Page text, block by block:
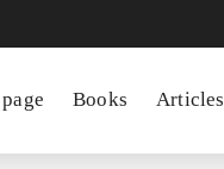
Books Articles